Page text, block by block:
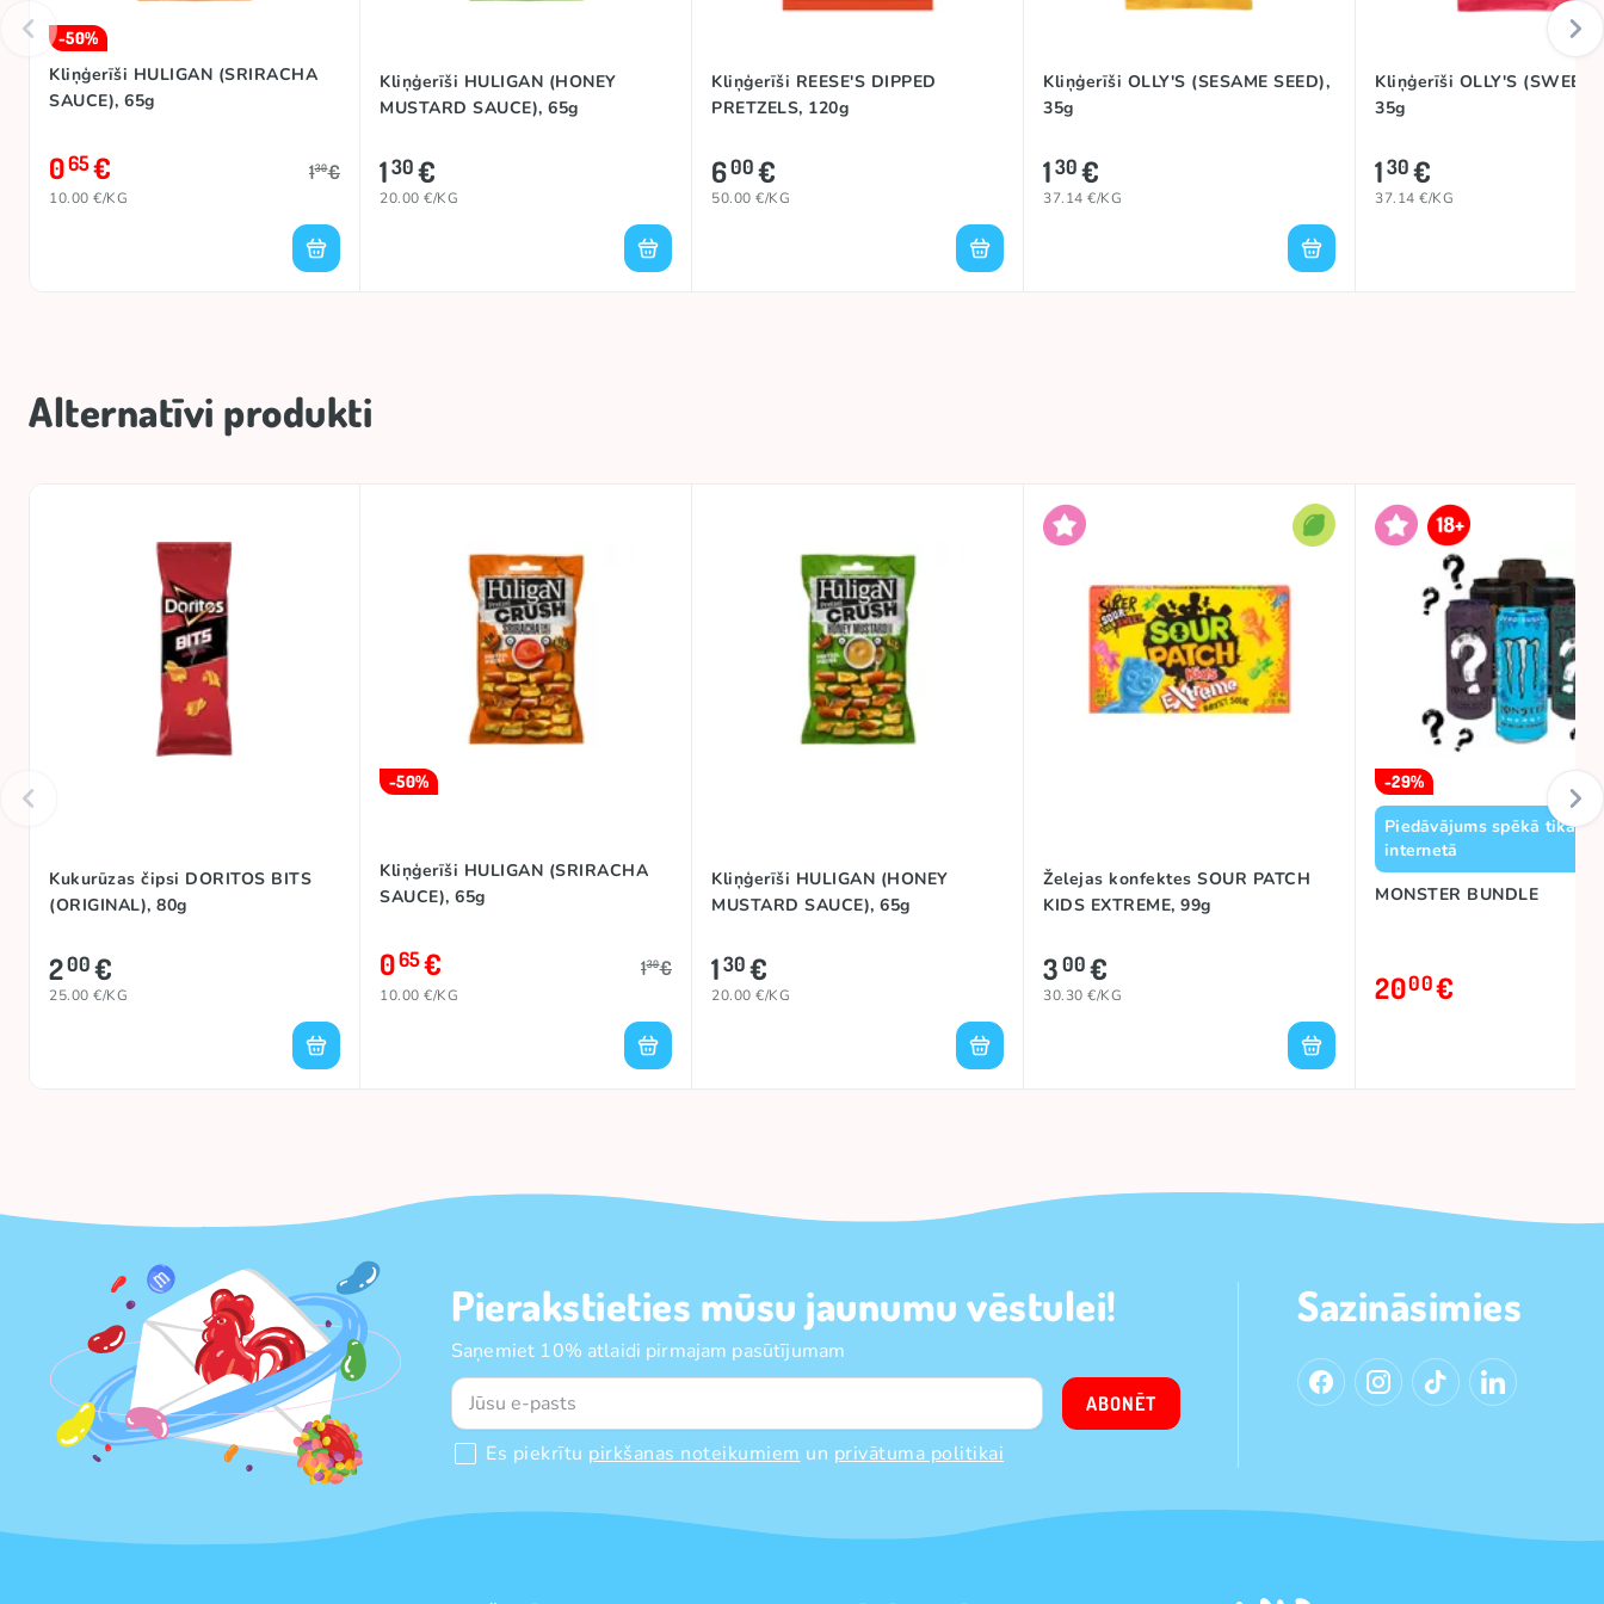
-50%
Kliņģerīši HULIGAN (SRIRACHA
SAUCE), 65g
065€ 130€
10.00 €/KG
Kliņģerīši HULIGAN (HONEY
MUSTARD SAUCE), 65g
130€
20.00 €/KG
Kliņģerīši REESE'S DIPPED
PRETZELS, 120g
600€
50.00 €/KG
Kliņģerīši OLLY'S (SESAME SEED),
35g
130€
37.14 €/KG
Kliņģerīši OLLY'S (SWEET
35g
130€
37.14 €/KG
Alternatīvi produkti
Kukurūzas čipsi DORITOS BITS
(ORIGINAL), 80g
200€
25.00 €/KG
-50%
Kliņģerīši HULIGAN (SRIRACHA
SAUCE), 65g
065€ 130€
10.00 €/KG
Kliņģerīši HULIGAN (HONEY
MUSTARD SAUCE), 65g
130€
20.00 €/KG
Želejas konfektes SOUR PATCH
KIDS EXTREME, 99g
300€
30.30 €/KG
-29%
Piedāvājums spēkā tikai
internetā
MONSTER BUNDLE
2000€
Pierakstieties mūsu jaunumu vēstulei!
Saņemiet 10% atlaidi pirmajam pasūtījumam
Es piekrītu pirkšanas noteikumiemun privātuma politikai
ABONĒT
Sazināsimies